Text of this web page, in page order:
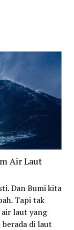
Air Laut
Dan Bumi kita
Tapi tak
air laut yang
berada di laut